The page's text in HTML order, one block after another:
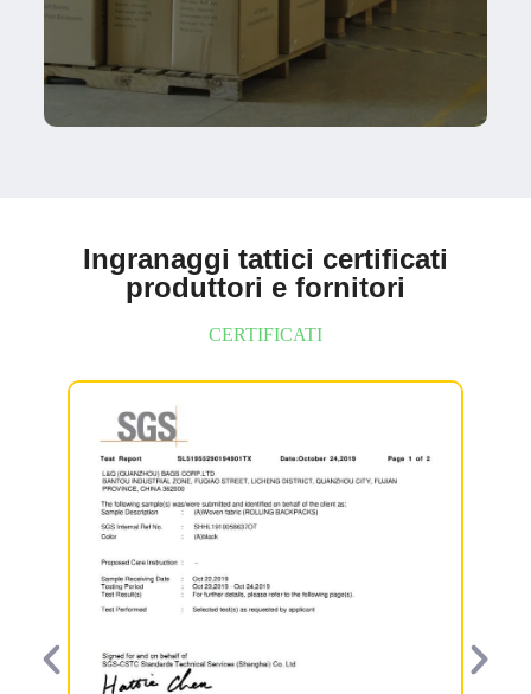
Ingranaggi tattici certificati
produttori e fornitori
CERTIFICATI